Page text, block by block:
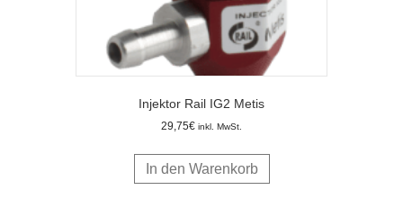
Injektor Rail IG2 Metis
29,75€ inkl. MwSt.
In den Warenkorb